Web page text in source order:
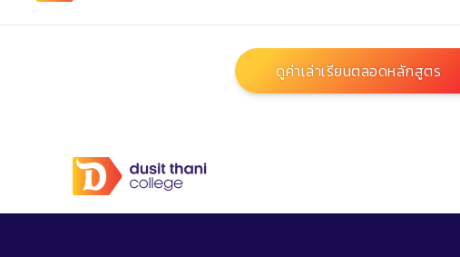
ดูค่าเล่าเรียนตลอดหลักสูตร